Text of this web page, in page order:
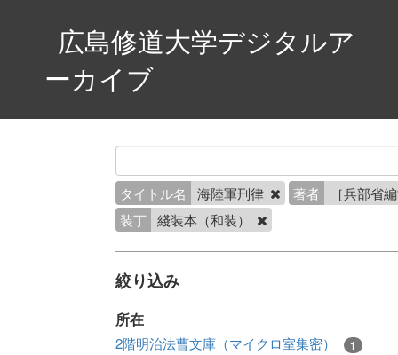
広島修道大学デジタルア
ーカイブ
タイトル名 海陸軍刑律 著者
［兵部省
装丁 綫装本（和装）
絞り込み
所在
2階明治法曹文庫（マイクロ室集密） 1